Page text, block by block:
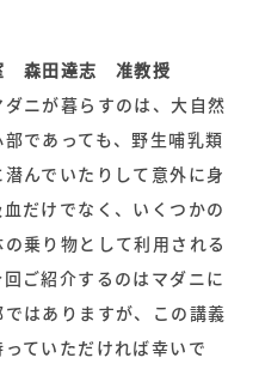
森田達志 准教授
ニが暮らすのは、大自然
であっても、野生哺乳類
んでいたりして意外に身
だけでなく、いくつかの
乗り物として利用される
ご紹介するのはマダニに
はありますが、この講義
ていただければ幸いで